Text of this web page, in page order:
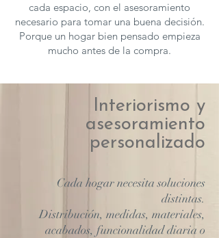
cada espacio, con el asesoramiento
necesario para tomar una buena decisión.
Porque un hogar bien pensado empieza
mucho antes de la compra.
Interiorismo y
asesoramiento
personalizado
Cada hogar necesita soluciones
distintas.
Distribución, medidas, materiales,
acabados, funcionalidad diaria o